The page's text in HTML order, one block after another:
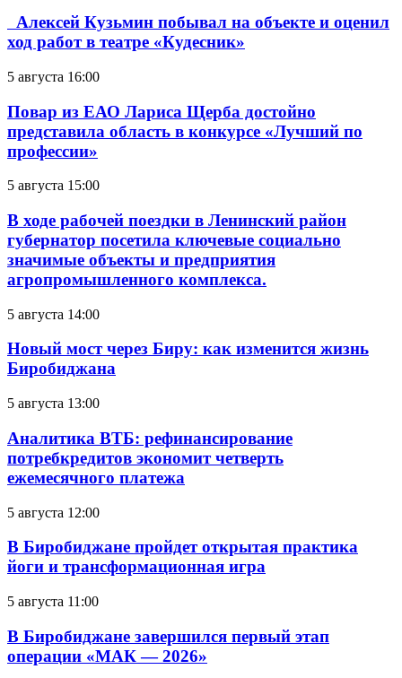
Алексей Кузьмин побывал на объекте и оценил
ход работ в театре «Кудесник»
5 августа 16:00
Повар из ЕАО Лариса Щерба достойно
представила область в конкурсе «Лучший по
профессии»
5 августа 15:00
В ходе рабочей поездки в Ленинский район
губернатор посетила ключевые социально
значимые объекты и предприятия
агропромышленного комплекса.
5 августа 14:00
Новый мост через Биру: как изменится жизнь
Биробиджана
5 августа 13:00
Аналитика ВТБ: рефинансирование
потребкредитов экономит четверть
ежемесячного платежа
5 августа 12:00
В Биробиджане пройдет открытая практика
йоги и трансформационная игра
5 августа 11:00
В Биробиджане завершился первый этап
операции «МАК — 2026»